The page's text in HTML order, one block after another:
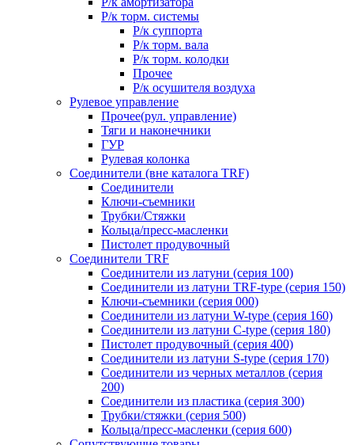
Р/к торм. системы
Р/к суппорта
Р/к торм. вала
Р/к торм. колодки
Прочее
Р/к осушителя воздуха
Рулевое управление
Прочее(рул. управление)
Тяги и наконечники
ГУР
Рулевая колонка
Соединители (вне каталога TRF)
Соединители
Ключи-cъемники
Трубки/Стяжки
Кольца/пресс-масленки
Пистолет продувочный
Соединители TRF
Соединители из латуни (серия 100)
Соединители из латуни TRF-type (серия 150)
Ключи-съемники (серия 000)
Соединители из латуни W-type (серия 160)
Соединители из латуни С-type (серия 180)
Пистолет продувочный (серия 400)
Соединители из латуни S-type (серия 170)
Соединители из черных металлов (серия
200)
Соединители из пластика (серия 300)
Трубки/стяжки (серия 500)
Кольца/пресс-масленки (серия 600)